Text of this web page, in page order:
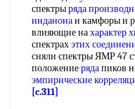
спектрыряда
инданонаи камфоры и
влияющие нахарактер
спектрахэтих
сняли спектры ЯМР 47
положениерядапиков
эмпирические
[c.311]